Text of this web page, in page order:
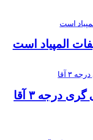
المپیاد است
درجه ۳ آقا